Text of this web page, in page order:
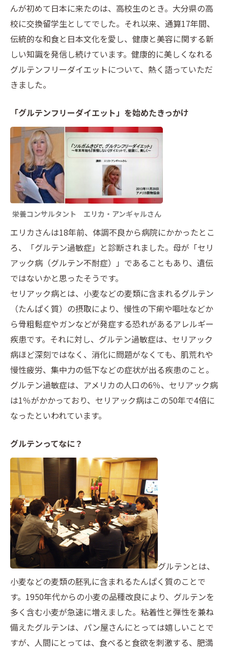
んが初めて日本に来たのは、高校生のとき。大分県の高
校に交換留学生としてでした。それ以来、通算17年間、
伝統的な和食と日本文化を愛し、健康と美容に関する新
しい知識を発信し続けています。健康的に美しくなれる
グルテンフリーダイエットについて、熱く語っていただ
きました。
「グルテンフリーダイエット」を始めたきっかけ
栄養コンサルタント エリカ・アンギャルさん
エリカさんは18年前、体調不良から病院にかかったとこ
ろ、「グルテン過敏症」と診断されました。母が「セリ
アック病（グルテン不耐症）」であることもあり、遺伝
ではないかと思ったそうです。
セリアック病とは、小麦などの麦類に含まれるグルテン
（たんぱく質）の摂取により、慢性の下痢や嘔吐などか
ら骨粗鬆症やガンなどが発症する恐れがあるアレルギー
疾患です。それに対し、グルテン過敏症は、セリアック
病ほど深刻ではなく、消化に問題がなくても、肌荒れや
慢性疲労、集中力の低下などの症状が出る疾患のこと。
グルテン過敏症は、アメリカの人口の6％、セリアック病
は1％がかかっており、セリアック病はこの50年で4倍に
なったといわれています。
グルテンってなに？
グルテンとは、
小麦などの麦類の胚乳に含まれるたんぱく質のことで
す。1950年代からの小麦の品種改良により、グルテンを
多く含む小麦が急速に増えました。粘着性と弾性を兼ね
備えたグルテンは、パン屋さんにとっては嬉しいことで
すが、人間にとっては、食べると食欲を刺激する、肥満